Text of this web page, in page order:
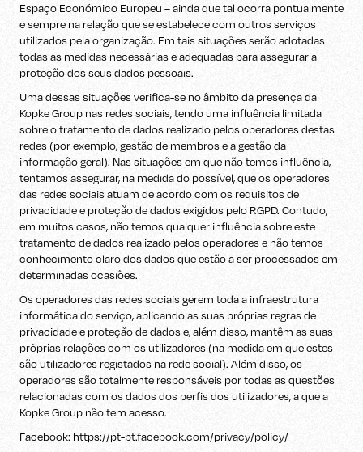
Espaço Económico Europeu – ainda que tal ocorra pontualmente
e sempre na relação que se estabelece com outros serviços
utilizados pela organização. Em tais situações serão adotadas
todas as medidas necessárias e adequadas para assegurar a
proteção dos seus dados pessoais.
Uma dessas situações verifica-se no âmbito da presença da
Kopke Group nas redes sociais, tendo uma influência limitada
sobre o tratamento de dados realizado pelos operadores destas
redes (por exemplo, gestão de membros e a gestão da
informação geral). Nas situações em que não temos influência,
tentamos assegurar, na medida do possível, que os operadores
das redes sociais atuam de acordo com os requisitos de
privacidade e proteção de dados exigidos pelo RGPD. Contudo,
em muitos casos, não temos qualquer influência sobre este
tratamento de dados realizado pelos operadores e não temos
conhecimento claro dos dados que estão a ser processados em
determinadas ocasiões.
Os operadores das redes sociais gerem toda a infraestrutura
informática do serviço, aplicando as suas próprias regras de
privacidade e proteção de dados e, além disso, mantêm as suas
próprias relações com os utilizadores (na medida em que estes
são utilizadores registados na rede social). Além disso, os
operadores são totalmente responsáveis por todas as questões
relacionadas com os dados dos perfis dos utilizadores, a que a
Kopke Group não tem acesso.
Facebook: https://pt-pt.facebook.com/privacy/policy/